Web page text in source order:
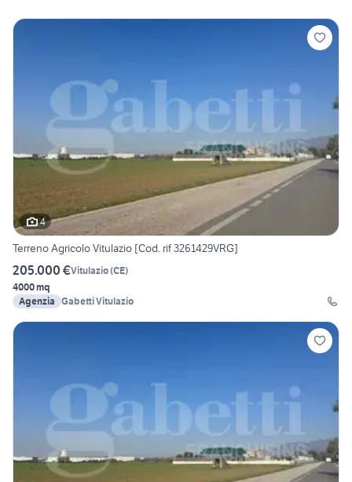
4
Terreno Agricolo Vitulazio [Cod. rif 3261429VRG]
205.000 €Vitulazio(CE)
4000 mq
Agenzia Gabetti Vitulazio